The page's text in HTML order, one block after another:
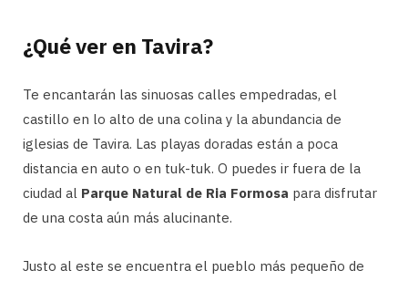
¿Qué ver en Tavira?
Te encantarán las sinuosas calles empedradas, el
castillo en lo alto de una colina y la abundancia de
iglesias de Tavira. Las playas doradas están a poca
distancia en auto o en tuk-tuk. O puedes ir fuera de la
ciudad al Parque Natural de Ria Formosa para disfrutar
de una costa aún más alucinante.
Justo al este se encuentra el pueblo más pequeño de